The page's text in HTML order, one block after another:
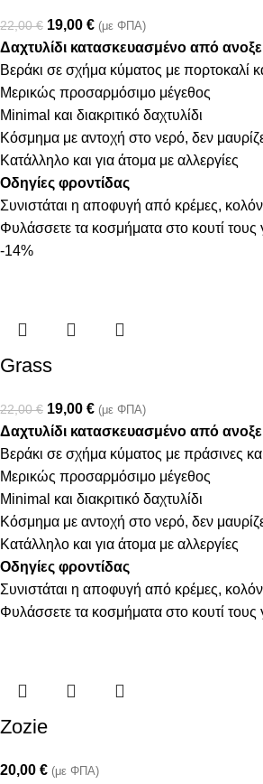
22,00€ 19,00 € (με ΦΠΑ)
Δαχτυλίδι κατασκευασμένο από
Βεράκι σε σχήμα κύματος με πορτοκαλί
Μερικώς προσαρμόσιμο μέγεθος
Minimal και διακριτικό δαχτυλίδι
Κόσμημα με αντοχή στο νερό, δεν
Κατάλληλο και για άτομα με αλλεργίες
Οδηγίες φροντίδας
Συνιστάται η αποφυγή από κρέμες,
Φυλάσσετε τα κοσμήματα στο κουτί
-14%
Grass
22,00€ 19,00 € (με ΦΠΑ)
Δαχτυλίδι κατασκευασμένο από
Βεράκι σε σχήμα κύματος με πράσινες
Μερικώς προσαρμόσιμο μέγεθος
Minimal και διακριτικό δαχτυλίδι
Κόσμημα με αντοχή στο νερό, δεν
Κατάλληλο και για άτομα με αλλεργίες
Οδηγίες φροντίδας
Συνιστάται η αποφυγή από κρέμες,
Φυλάσσετε τα κοσμήματα στο κουτί
Zozie
20,00 € (με ΦΠΑ)